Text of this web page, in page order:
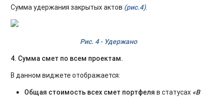
Сумма удержания закрытых актов (рис.4).
Рис. 4 - Удержано
4. Сумма смет по всем проектам.
В данном виджете отображается:
Общая стоимость всех смет портфеля в статусах «В